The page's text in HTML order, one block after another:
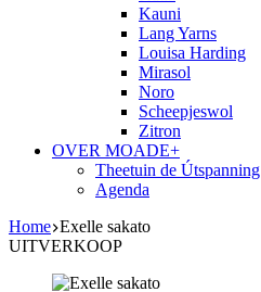
Kauni
Lang Yarns
Louisa Harding
Mirasol
Noro
Scheepjeswol
Zitron
OVER MOADE+
Theetuin de Útspanning
Agenda
Home Exelle sakato
UITVERKOOP